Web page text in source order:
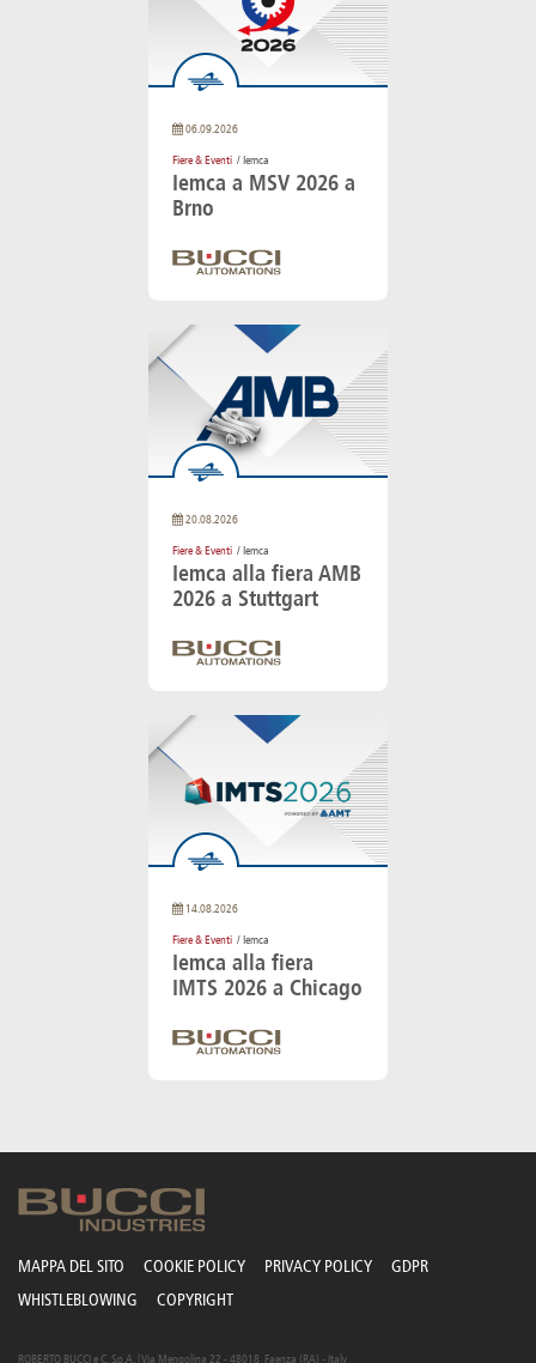
06.09.2026
Fiere & Eventi / Iemca
Iemca a MSV 2026 a
Brno
20.08.2026
Fiere & Eventi / Iemca
Iemca alla fiera AMB
2026 a Stuttgart
14.08.2026
Fiere & Eventi / Iemca
Iemca alla fiera
IMTS 2026 a Chicago
MAPPA DEL SITO COOKIE POLICY PRIVACY POLICY
GDPR
WHISTLEBLOWING
COPYRIGHT
ROBERTO BUCCI e C. S.p.A. | Via Mengolina 22 - 48018 Faenza (RA) - Italy